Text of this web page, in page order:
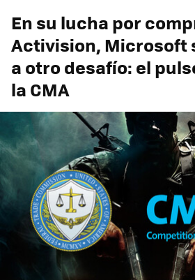
En su lucha por
Activision, Microsoft
a otro desafío: el
la CMA